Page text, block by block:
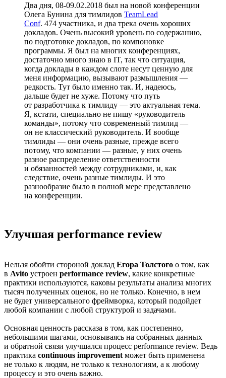
Два дня, 08-09.02.2018 был на новой конференции
Олега Бунина для тимлидов TeamLead
Conf. 474 участника, и два трека очень хороших
докладов. Очень высокий уровень по содержанию,
по подготовке докладов, по компоновке
программы. Я был на многих конференциях,
достаточно много знаю в IT, так что ситуация,
когда доклады в каждом слоте несут ценную для
меня информацию, вызывают размышления —
редкость. Тут было именно так. И, надеюсь,
дальше будет не хуже. Потому что путь
от разработчика к тимлиду — это актуальная тема.
Я, кстати, специально не пишу «руководитель
команды», потому что современный тимлид —
он не классический руководитель. И вообще
тимлиды — они очень разные, прежде всего
потому, что компании — разные, у них очень
разное распределение ответственности
и обязанностей между сотрудниками, и, как
следствие, очень разные тимлиды. И это
разнообразие было в полной мере представлено
на конференции.
Улучшая performance review
Нельзя обойти стороной доклад Егора Толстого о том, как
в Avito устроен performance review, какие конкретные
практики используются, каковы результаты анализа многих
тысяч полученных оценок, но не только. Конечно, в нем
не будет универсального фреймворка, который подойдет
любой компании с любой структурой и задачами.
Основная ценность рассказа в том, как постепенно,
небольшими шагами, основываясь на собранных данных
и обратной связи улучшался процесс performance review. Ведь
практика continuous improvement может быть применена
не только к людям, не только к технологиям, а к любому
процессу и это очень важно.